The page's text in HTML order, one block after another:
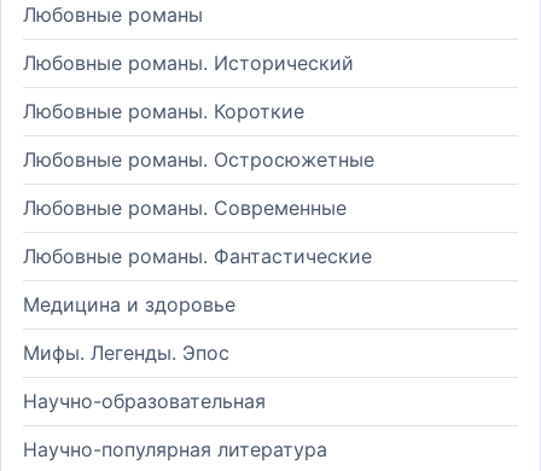
Любовные романы
Любовные романы. Исторический
Любовные романы. Короткие
Любовные романы. Остросюжетные
Любовные романы. Современные
Любовные романы. Фантастические
Медицина и здоровье
Мифы. Легенды. Эпос
Научно-образовательная
Научно-популярная литература